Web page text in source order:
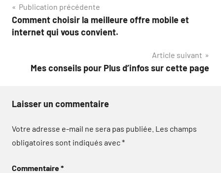
Navigation
de
Publication précédente
Comment choisir la meilleure offre mobile et
internet qui vous convient.
Article suivant
Mes conseils pour Plus d’infos sur cette page
Laisser un commentaire
Votre adresse e-mail ne sera pas publiée. Les champs
obligatoires sont indiqués avec*
Commentaire*